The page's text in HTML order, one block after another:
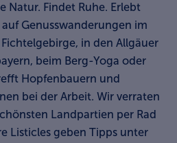
Natur. Findet Ruhe. Erlebt
Genusswanderungen im
in den Allgäuer
beim Berg-Yoga oder
Hopfenbauern und
bei der Arbeit. Wir verraten
Landpartien per Rad
Listicles geben Tipps unter